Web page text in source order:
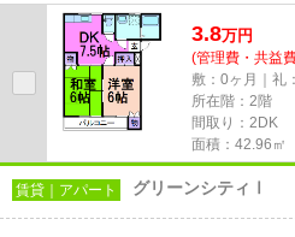
す。最上階の物件です。かぬま...
3.8万円
(管理費・共益
敷：0ヶ月｜礼
所在階：2階
間取り：2DK
面積：42.96㎡
賃貸｜アパート グリーンシティⅠ